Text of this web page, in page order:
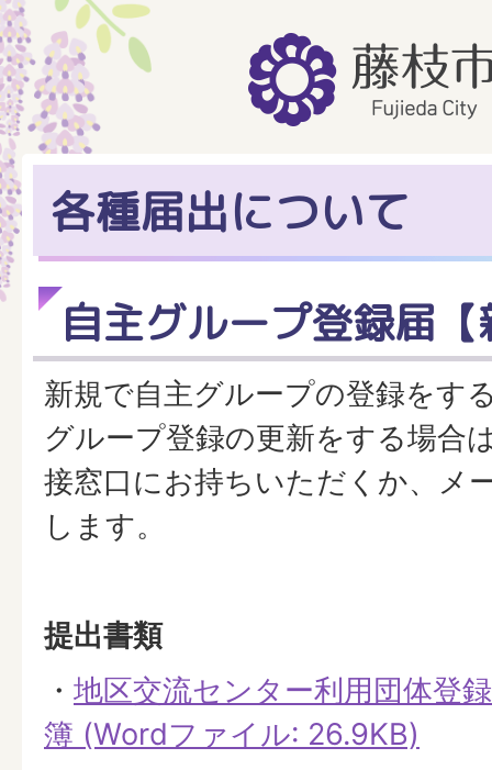
各種届出について
自主グループ登録届
新規で自主グループの登録をす
グループ登録の更新をする場合
接窓口にお持ちいただくか、メ
します。
提出書類
・ 地区交流センター利用団体登
簿 (Wordファイル: 26.9KB)